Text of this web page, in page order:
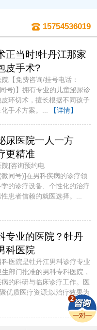
15754536019
正当时!牡丹江那家
皮手术?
【免费咨询/挂号电话：
号)】拥有专业的儿童泌尿诊
环切术，擅长根据不同孩子
手术方案。...
【详情】
尿医院一人一方
更精准
[咨询预约电
同号)]​在男科疾病的诊疗领
的诊疗设备、个性化的治疗
患者信赖的就医选择。...
专业的医院？牡丹
科医院
医院是牡丹江男科诊疗专业
部门批准的男科专科医院，
的科研与临床诊疗工作。医
优质医疗资源;以治疗效果为